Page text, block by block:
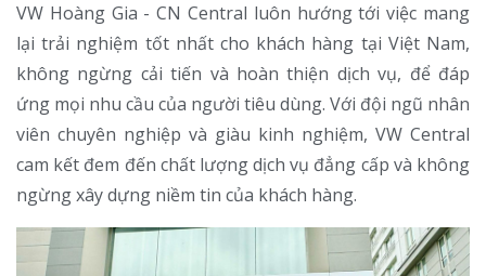
VW Hoàng Gia - CN Central luôn hướng tới việc mang
lại trải nghiệm tốt nhất cho khách hàng tại Việt Nam,
không ngừng cải tiến và hoàn thiện dịch vụ, để đáp
ứng mọi nhu cầu của người tiêu dùng. Với đội ngũ nhân
viên chuyên nghiệp và giàu kinh nghiệm, VW Central
cam kết đem đến chất lượng dịch vụ đẳng cấp và không
ngừng xây dựng niềm tin của khách hàng.